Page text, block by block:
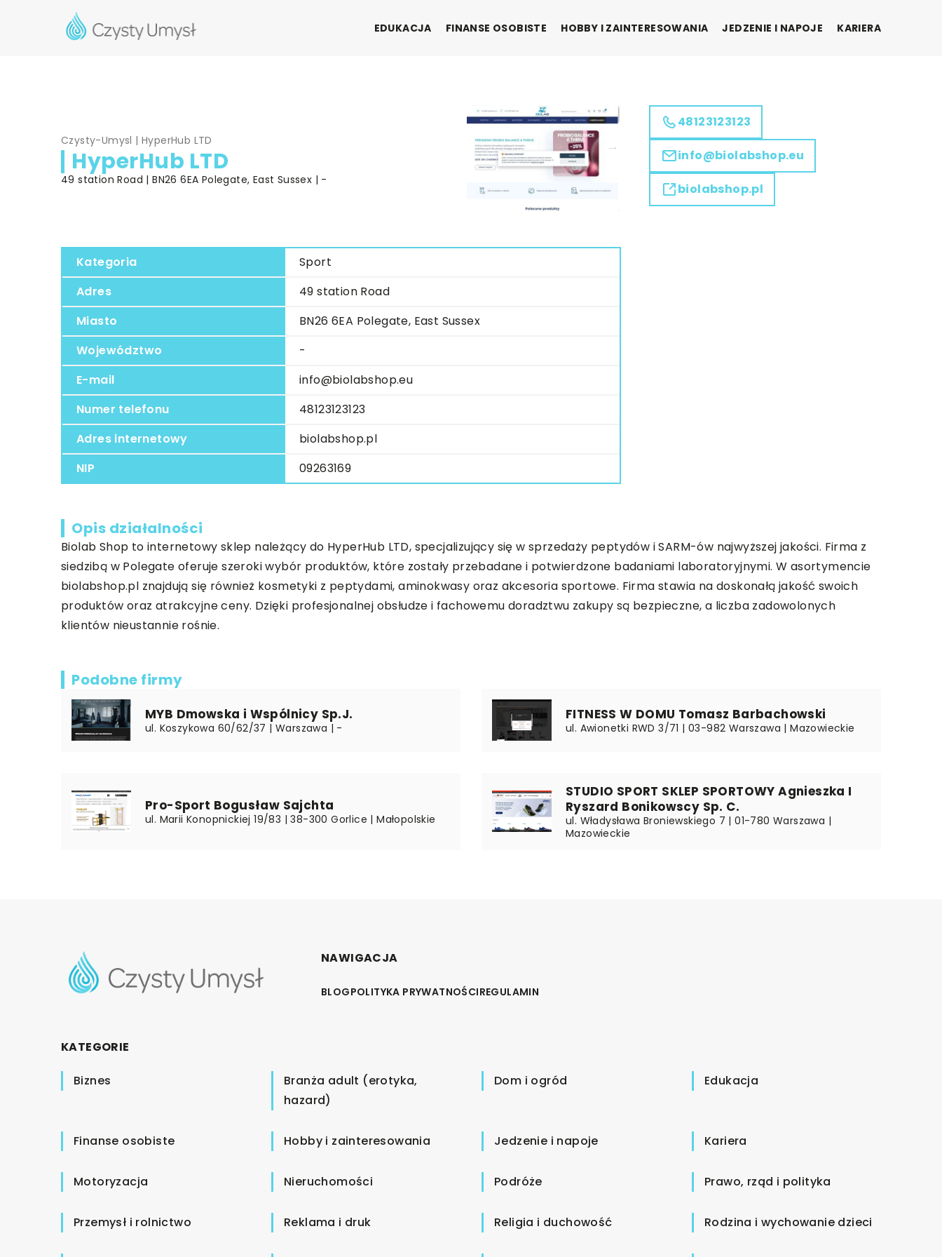
EDUKACJA FINANSE OSOBISTE HOBBY I ZAINTERESOWANIA JEDZENIE I NAPOJE KARIERA
Czysty-Umysl |HyperHub LTD
HyperHub LTD
49 station Road | BN26 6EA Polegate, East Sussex | -
Kategoria
Sport
Adres
49 station Road
Miasto
BN26 6EA Polegate, East Sussex
Województwo
-
E-mail
info@biolabshop.eu
Numer telefonu
48123123123
Adres internetowy
biolabshop.pl
NIP
09263169
48123123123
info@biolabshop.eu
biolabshop.pl
Opis działalności
Biolab Shop to internetowy sklep należący do HyperHub LTD, specjalizujący się w sprzedaży peptydów i SARM-ów najwyższej jakości. Firma z
siedzibą w Polegate oferuje szeroki wybór produktów, które zostały przebadane i potwierdzone badaniami laboratoryjnymi. W asortymencie
biolabshop.pl znajdują się również kosmetyki z peptydami, aminokwasy oraz akcesoria sportowe. Firma stawia na doskonałą jakość swoich
produktów oraz atrakcyjne ceny. Dzięki profesjonalnej obsłudze i fachowemu doradztwu zakupy są bezpieczne, a liczba zadowolonych
klientów nieustannie rośnie.
Podobne firmy
MYB Dmowska i Wspólnicy Sp.J.
ul. Koszykowa 60/62/37 | Warszawa | -
FITNESS W DOMU Tomasz Barbachowski
ul. Awionetki RWD 3/71 | 03-982 Warszawa | Mazowieckie
Pro-Sport Bogusław Sajchta
ul. Marii Konopnickiej 19/83 | 38-300 Gorlice | Małopolskie
STUDIO SPORT SKLEP SPORTOWY Agnieszka I
Ryszard Bonikowscy Sp. C.
ul. Władysława Broniewskiego 7 | 01-780 Warszawa |
Mazowieckie
NAWIGACJA
BLOGPOLITYKA PRYWATNOŚCIREGULAMIN
KATEGORIE
Biznes
Branża adult (erotyka,
hazard)
Dom i ogród Edukacja
Finanse osobiste Hobby i zainteresowania Jedzenie i napoje Kariera
Motoryzacja Nieruchomości Podróże Prawo, rząd i polityka
Przemysł i rolnictwo Reklama i druk Religia i duchowość Rodzina i wychowanie dzieci